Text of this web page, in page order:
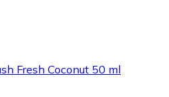
Fresh Coconut 50 ml